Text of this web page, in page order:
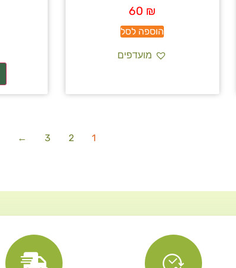
60 ₪
הוספה לסל
מועדפים
1
2
3
←